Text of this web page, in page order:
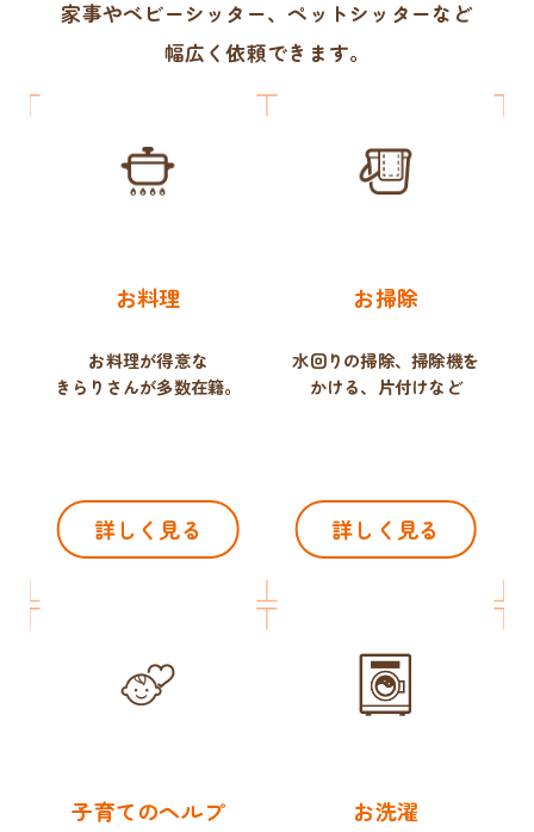
家事やベビーシッター、ペットシッターなど
幅広く依頼できます。
お料理
お料理が得意な
きらりさんが多数在籍。
詳しく見る
お掃除
水回りの掃除、掃除機を
かける、片付けなど
詳しく見る
子育てのヘルプ お洗濯